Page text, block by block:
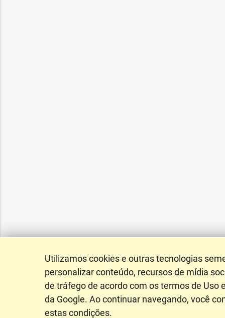
Utilizamos cookies e outras tecnologias
personalizar conteúdo, recursos de mídia
de tráfego de acordo com os termos de Uso
da Google. Ao continuar navegando, você
estas condições.